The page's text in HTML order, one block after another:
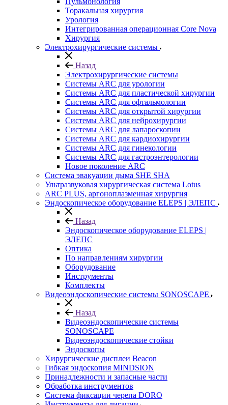
Торакальная хирургия
Урология
Интегрированная операционная Core Nova
Хирургия
Электрохирургические системы
Назад
Электрохирургические системы
Системы ARC для урологии
Системы ARC для пластической хирургии
Системы ARC для офтальмологии
Системы ARC для открытой хирургии
Системы ARC для нейрохирургии
Системы ARC для лапароскопии
Системы ARC для кардиохирургии
Системы ARC для гинекологии
Системы ARC для гастроэнтерологии
Новое поколение ARC
Система эвакуации дыма SHE SHA
Ультразвуковая хирургическая система Lotus
ARC PLUS, аргоноплазменная хирургия
Эндоскопическое оборудование ELEPS | ЭЛЕПС
Назад
Эндоскопическое оборудование ELEPS |
ЭЛЕПС
Оптика
По направлениям хирургии
Оборудование
Инструменты
Комплекты
Видеоэндоскопические системы SONOSCAPE
Назад
Видеоэндоскопические системы
SONOSCAPE
Видеоэндоскопические стойки
Эндоскопы
Хирургические дисплеи Beacon
Гибкая эндоскопия MINDSION
Принадлежности и запасные части
Обработка инструментов
Система фиксации черепа DORO